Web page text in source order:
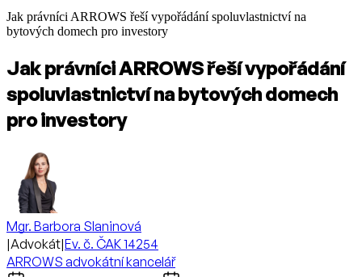
Jak právníci ARROWS řeší vypořádání spoluvlastnictví na
bytových domech pro investory
Jak právníci ARROWS řeší vypořádání
spoluvlastnictví na bytových domech
pro investory
Mgr. Barbora Slaninová
|Advokát|Ev. č. ČAK 14254
ARROWS advokátní kancelář